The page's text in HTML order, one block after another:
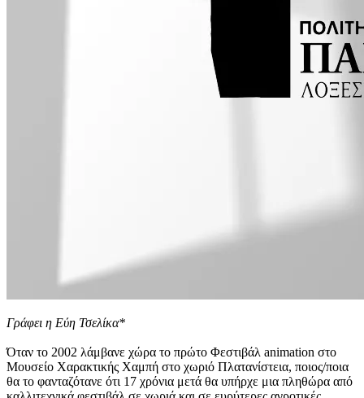
Γράφει η Εύη Τσελίκα*
Όταν το 2002 λάμβανε χώρα το πρώτο Φεστιβάλ animation στο
Mουσείο Xαρακτικής Xαμπή στο χωριό Πλατανίστεια, ποιος/ποια
θα το φανταζότανε ότι 17 χρόνια μετά θα υπήρχε μια πληθώρα από